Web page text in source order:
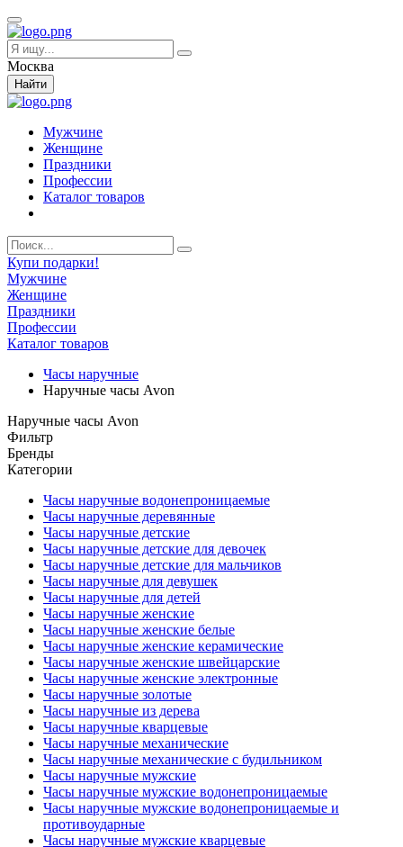
Москва
Найти
Мужчине
Женщине
Праздники
Профессии
Каталог товаров
Купи подарки!
Мужчине
Женщине
Праздники
Профессии
Каталог товаров
Часы наручные
Наручные часы Avon
Наручные часы Avon
Фильтр
Бренды
Категории
Часы наручные водонепроницаемые
Часы наручные деревянные
Часы наручные детские
Часы наручные детские для девочек
Часы наручные детские для мальчиков
Часы наручные для девушек
Часы наручные для детей
Часы наручные женские
Часы наручные женские белые
Часы наручные женские керамические
Часы наручные женские швейцарские
Часы наручные женские электронные
Часы наручные золотые
Часы наручные из дерева
Часы наручные кварцевые
Часы наручные механические
Часы наручные механические с будильником
Часы наручные мужские
Часы наручные мужские водонепроницаемые
Часы наручные мужские водонепроницаемые и
противоударные
Часы наручные мужские кварцевые